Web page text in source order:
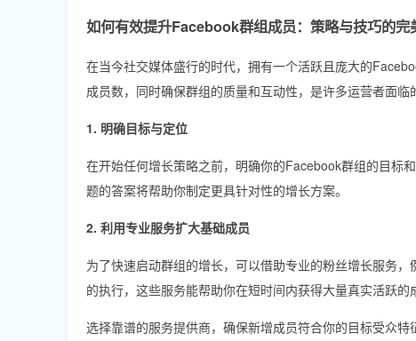
如何有效提升Facebook群组成员：策略与技巧的完
在当今社交媒体盛行的时代，拥有一个活跃且庞大的
成员数，同时确保群组的质量和互动性，是许多运营者面临
1. 明确目标与定位
在开始任何增长策略之前，明确你的Facebook群组的目标
题的答案将帮助你制定更具针对性的增长方案。
2. 利用专业服务扩大基础成员
为了快速启动群组的增长，可以借助专业的粉丝增长服务
的执行，这些服务能帮助你在短时间内获得大量真实活跃的
选择靠谱的服务提供商，确保新增成员符合你的目标受众特